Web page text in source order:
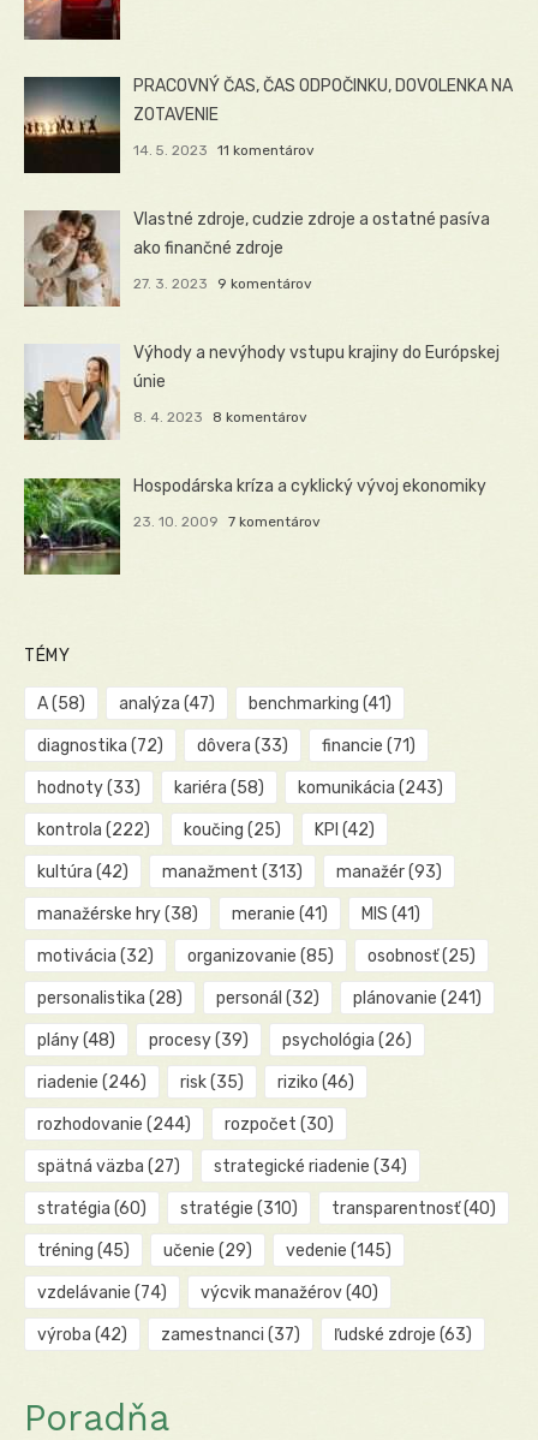
PRACOVNÝ ČAS, ČAS ODPOČINKU, DOVOLENKA NA
ZOTAVENIE
14. 5. 2023 11 komentárov
Vlastné zdroje, cudzie zdroje a ostatné pasíva
ako finančné zdroje
27. 3. 2023 9 komentárov
Výhody a nevýhody vstupu krajiny do Európskej
únie
8. 4. 2023 8 komentárov
Hospodárska kríza a cyklický vývoj ekonomiky
23. 10. 2009 7 komentárov
TÉMY
A(58) analýza (47) benchmarking (41)
diagnostika (72) dôvera (33) financie (71)
hodnoty(33) kariéra (58) komunikácia (243)
kontrola (222) koučing (25) KPI (42)
kultúra (42) manažment (313) manažér(93)
manažérske hry(38) meranie (41) MIS (41)
motivácia (32) organizovanie (85) osobnosť(25)
personalistika (28) personál (32) plánovanie (241)
plány(48) procesy(39) psychológia (26)
riadenie (246) risk(35) riziko (46)
rozhodovanie (244) rozpočet (30)
spätná väzba (27) strategické riadenie (34)
stratégia (60) stratégie (310) transparentnosť(40)
tréning (45) učenie (29) vedenie (145)
vzdelávanie (74) výcvik manažérov(40)
výroba (42) zamestnanci (37) ľudské zdroje (63)
Poradňa